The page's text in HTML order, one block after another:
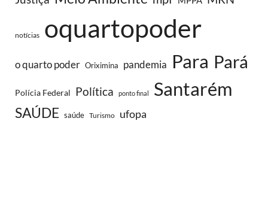
notícias oquartopoder
o quarto poder Oriximina pandemia Para Pará
Polícia Federal Política ponto final Santarém
SAÚDE saúde Turismo ufopa